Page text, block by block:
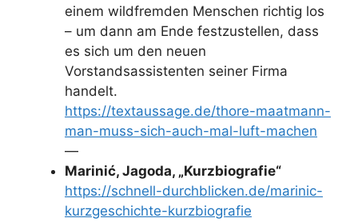
einem wildfremden Menschen richtig los
– um dann am Ende festzustellen, dass
es sich um den neuen
Vorstandsassistenten seiner Firma
handelt.
https://textaussage.de/thore-maatmann-
man-muss-sich-auch-mal-luft-machen
—
Marinić, Jagoda, „Kurzbiografie“
https://schnell-durchblicken.de/marinic-
kurzgeschichte-kurzbiografie